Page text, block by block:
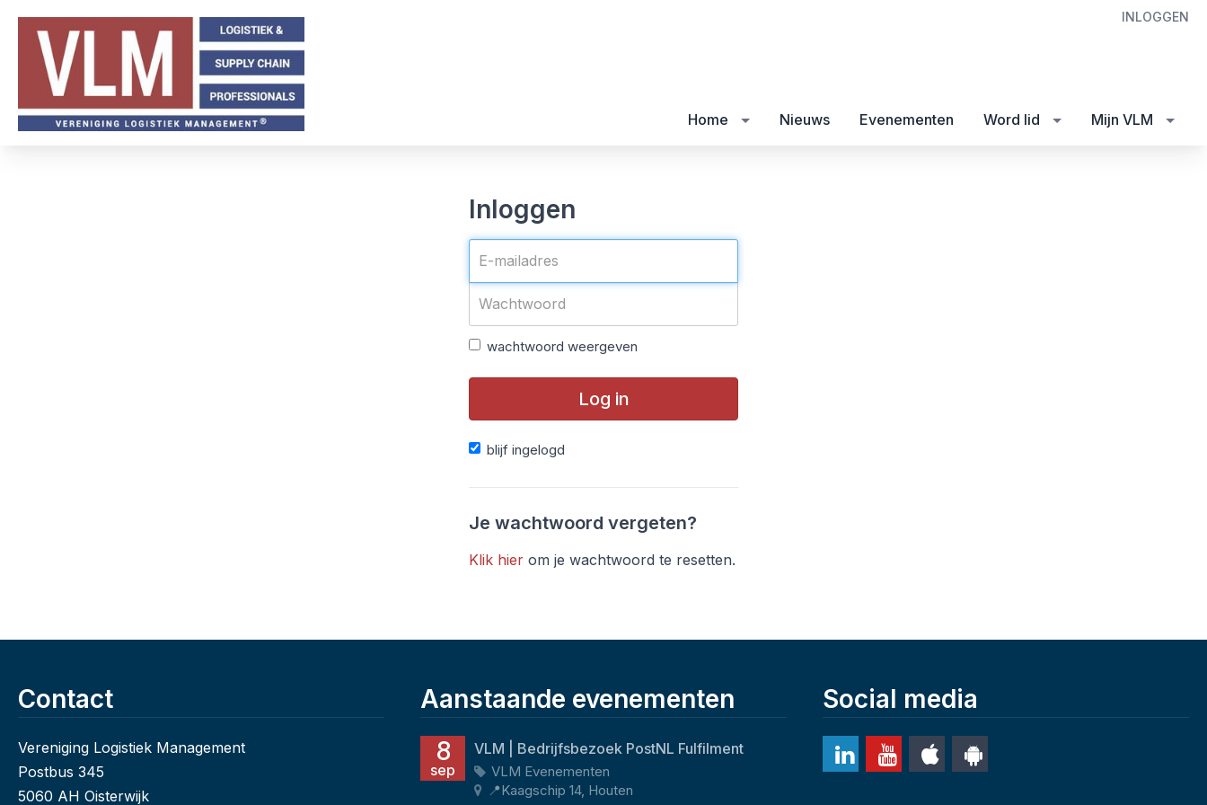
INLOGGEN
Home Nieuws Evenementen Word lid Mijn VLM
Inloggen
wachtwoord weergeven
Log in
blijf ingelogd
Je wachtwoord vergeten?
Klik hier om je wachtwoord te resetten.
Contact
Vereniging Logistiek Management
Postbus 345
5060 AH Oisterwijk
Aanstaande evenementen
8
sep
VLM | Bedrijfsbezoek PostNL Fulfilment
VLM Evenementen
📍Kaagschip 14, Houten
Social media